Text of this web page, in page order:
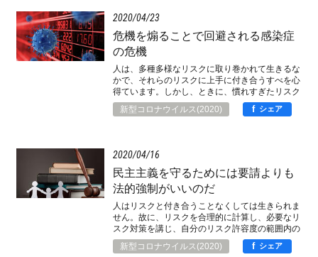
2020 04 23
危機を煽ることで回避される感染症
の危機
人は、多種多様なリスクに取り巻かれて生きるな
かで、それらのリスクに上手に付き合うすべを心
得ています。しかし、ときに、慣れすぎたリスク
を過小評価し、不慣れなリスクを過大評価するこ
とは避け得ません。故に、政策的には、リスクに
わけですが、そこには情報操作の側面がないこと
もありません。
新型コロナウイルス(2020) f シェア
2020 04 16
民主主義を守るためには要請よりも
法的強制がいいのだ
人はリスクと付き合うことなくしては生きられま
せん。故に、リスクを合理的に計算し、必要なリ
スク対策を講じ、自分のリスク許容度の範囲内の
リスクをとって生きているのです。この点、人が
生きることも、企業が事業活動を行うことも同じ
新型コロナウイルス(2020) f シェア